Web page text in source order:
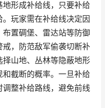
形成补给线，只要补给
玩家需在补给线决定因
置碉堡、雷达站等防御
，防范敌军偷袭切断补
山地、丛林等隐蔽地形
截断的概率。一旦补给
整补给路线，避免前线